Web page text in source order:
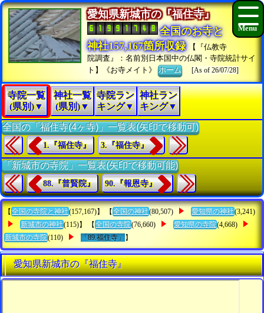
愛知県新城市の『福住寺』
全国のお寺と
神社157,167箇所収録
【『仏教寺
院調査』：名前別日本国中の仏閣・寺院統計サイ
ト】《お寺メイト》ホーム [As of 26/07/28]
寺院一覧
(県別)▼
神社一覧
(県別)▼
寺院ラン
キング▼
神社ラン
キング▼
全国の「福住寺(4ヶ寺)」一覧表(矢印で移動可)
1.『福住寺』 3.『福住寺』
「新城市の寺院」一覧表(矢印で移動可能)
88.『普賢院』 90.『報恩寺』
【 全国の寺院と神社(157,167)】 【 全国の神社(80,507) 愛知県の神社(3,241)
新城市の神社(115)】 【 全国の寺院(76,660) 愛知県の寺院(4,668)
新城市の寺院(110) 「89.福住寺」 】
愛知県新城市の『福住寺』